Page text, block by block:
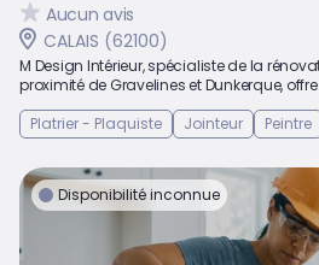
Aucun avis
CALAIS (62100)
M Design Intérieur, spécialiste de la
proximité de Gravelines et Dunkerque,
Platrier - Plaquiste
Jointeur Peintre
Disponibilité inconnue